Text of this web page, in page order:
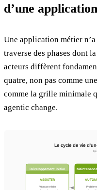
d’une
Une application métier
traverse des phases dont
acteurs diffèrent
quatre, non pas comme
comme la grille minimale
agentic change.